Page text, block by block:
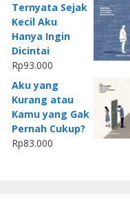
Ternyata Sejak
Kecil Aku
Hanya Ingin
Dicintai
Rp93.000
Aku yang
Kurang atau
Kamu yang Gak
Pernah Cukup?
Rp83.000